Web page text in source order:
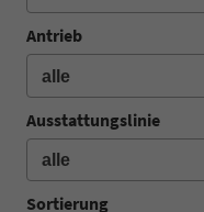
Antrieb
Ausstattungslinie
Sortierung